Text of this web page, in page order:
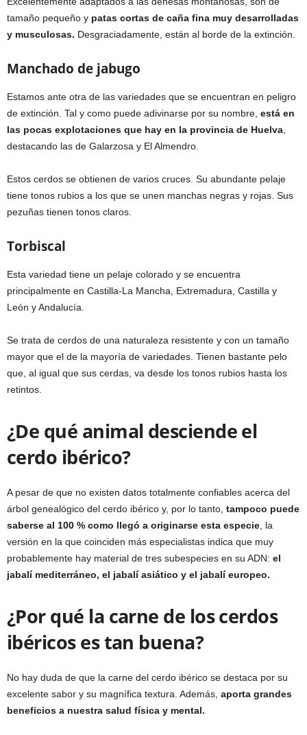
tamaño pequeño y patas cortas de caña fina muy desarrolladas
y musculosas. Desgraciadamente, están al borde de la extinción.
Manchado de jabugo
Estamos ante otra de las variedades que se encuentran en peligro
de extinción. Tal y como puede adivinarse por su nombre, está en
las pocas explotaciones que hay en la provincia de Huelva
destacando las de Galarzosa y El Almendro.
Estos cerdos se obtienen de varios cruces. Su abundante pelaje
tiene tonos rubios a los que se unen manchas negras y rojas. Sus
pezuñas tienen tonos claros.
Torbiscal
Esta variedad tiene un pelaje colorado y se encuentra
principalmente en Castilla-La Mancha, Extremadura, Castilla y
León y Andalucía.
Se trata de cerdos de una naturaleza resistente y con un tamaño
mayor que el de la mayoría de variedades. Tienen bastante pelo
que, al igual que sus cerdas, va desde los tonos rubios hasta los
retintos.
¿De qué animal desciende el
cerdo ibérico?
A pesar de que no existen datos totalmente confiables acerca del
árbol genealógico del cerdo ibérico y, por lo tanto, tampoco puede
saberse al 100 % como llegó a originarse esta especie , la
versión en la que coinciden más especialistas indica que muy
probablemente hay material de tres subespecies en su ADN: el
jabalí mediterráneo, el jabalí asiático y el jabalí europeo.
¿Por qué la carne de los cerdos
ibéricos es tan buena?
No hay duda de que la carne del cerdo ibérico se destaca por su
excelente sabor y su magnífica textura. Además, aporta grandes
beneficios a nuestra salud física y mental.